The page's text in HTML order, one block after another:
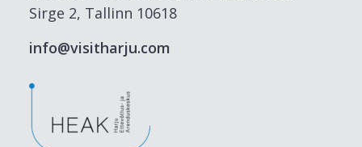
Sirge 2, Tallinn 10618
info@visitharju.com